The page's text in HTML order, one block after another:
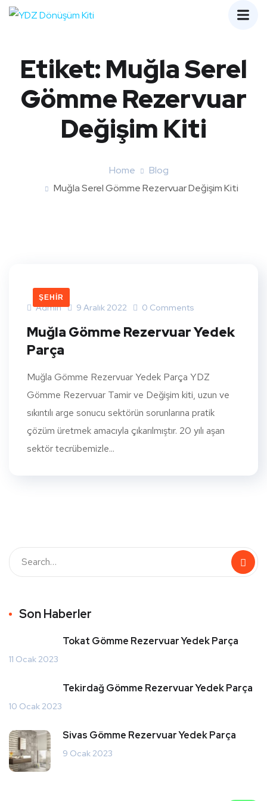
Etiket:Muğla Serel
Gömme Rezervuar
Değişim Kiti
Home
Blog
Muğla Serel Gömme Rezervuar Değişim Kiti
ŞEHIR
Admin 9 Aralık 2022 0 Comments
Muğla Gömme Rezervuar Yedek
Parça
Muğla Gömme Rezervuar Yedek Parça YDZ
Gömme Rezervuar Tamir ve Değişim kiti, uzun ve
sıkıntılı arge sonucu sektörün sorunlarına pratik
çözüm üretmek amacıyla çıkarılmıştır. 20 yılı aşan
sektör tecrübemizle...
Son Haberler
Tokat Gömme Rezervuar Yedek Parça
11 Ocak 2023
Tekirdağ Gömme Rezervuar Yedek Parça
10 Ocak 2023
Sivas Gömme Rezervuar Yedek Parça
9 Ocak 2023